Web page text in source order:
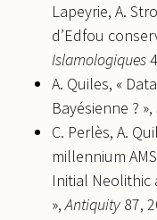
Lapeyrie, A.
d’Edfou
Islamologiques
A. Quiles, «
Bayésienne ? »,
C. Perlès, A.
millennium
Initial Neolithic
»,Antiquity 87,